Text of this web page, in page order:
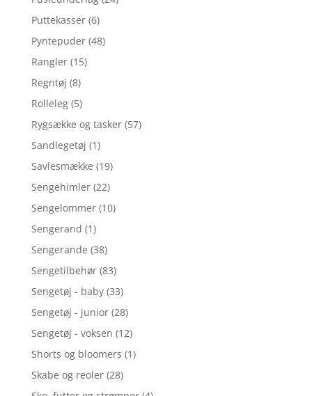
Puttekasser (6)
Pyntepuder (48)
Rangler (15)
Regntøj (8)
Rolleleg (5)
Rygsække og tasker (57)
Sandlegetøj (1)
Savlesmække (19)
Sengehimler (22)
Sengelommer (10)
Sengerand (1)
Sengerande (38)
Sengetilbehør (83)
Sengetøj - baby (33)
Sengetøj - junior (28)
Sengetøj - voksen (12)
Shorts og bloomers (1)
Skabe og reoler (28)